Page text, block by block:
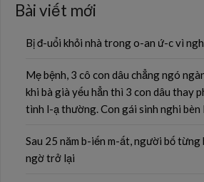
Bài viết mới
Bị đ-uổi khỏi nhà trong o-an ứ-c vì
Mẹ bệnh, 3 cô con dâu chẳng ngó
khi bà già yếu hẳn thì 3 con dâu thay
tình l-ạ thường. Con gái sinh nghi bèn
Sau 25 năm b-iến m-ất, người bố
ngờ trở lại